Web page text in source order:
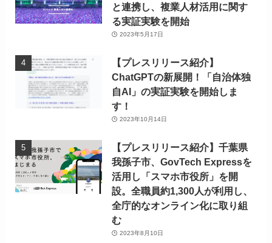
と連携し、複業人材活用に関す
る実証実験を開始
2023年5月17日
【プレスリリース紹介】
ChatGPTの新展開！「自治体独
自AI」の実証実験を開始しま
す！
2023年10月14日
【プレスリリース紹介】千葉県
我孫子市、GovTech Expressを
活用し「スマホ市役所」を開
設。全職員約1,300人が利用し、
全庁的なオンライン化に取り組
む
2023年8月10日